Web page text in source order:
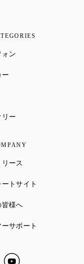
ン
ー
Opens in New Tab
リー
Tab
in New Tab
ース
トサイト
皆様へ
サポート
Tab
in New Tab
Opens in New Tab
YouTubeLink Opens in New